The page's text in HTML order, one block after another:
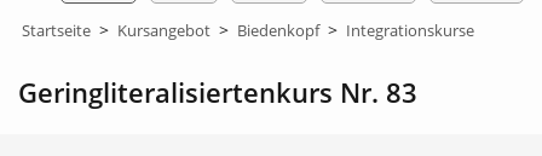
Startseite > Kursangebot > Biedenkopf > Integrationskurse
Geringliteralisiertenkurs Nr. 83